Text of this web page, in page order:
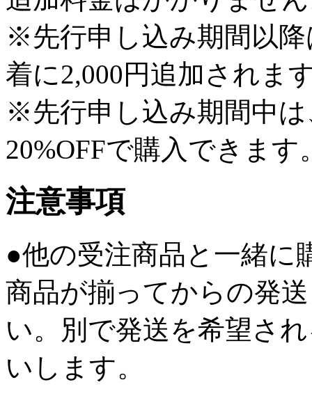
※先行申し込み期間以
着に2,000円追加されま
※先行申し込み期間中
20%OFFで購入できます
注意事項
●他の受注商品と一緒に
商品が揃ってからの発
い。別で発送を希望さ
いします。